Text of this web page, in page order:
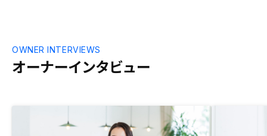
オーナーインタビュー
OWNER INTERVIEWS